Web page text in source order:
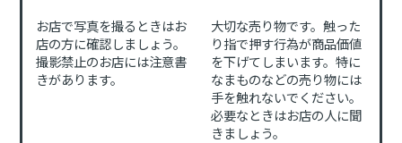
お店で写真を撮るときはお
店の方に確認しましょう。
撮影禁止のお店には注意書
きがあります。
大切な売り物です。触った
り指で押す行為が商品価値
を下げてしまいます。特に
なまものなどの売り物には
手を触れないでください。
必要なときはお店の人に聞
きましょう。